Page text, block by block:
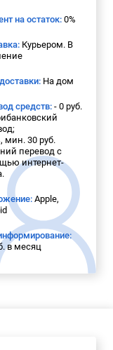
на остаток:0%
Курьером. В
На дом
средств: - 0 руб.
мин. 30 руб.
перевод с
интернет-
Apple,
в месяц